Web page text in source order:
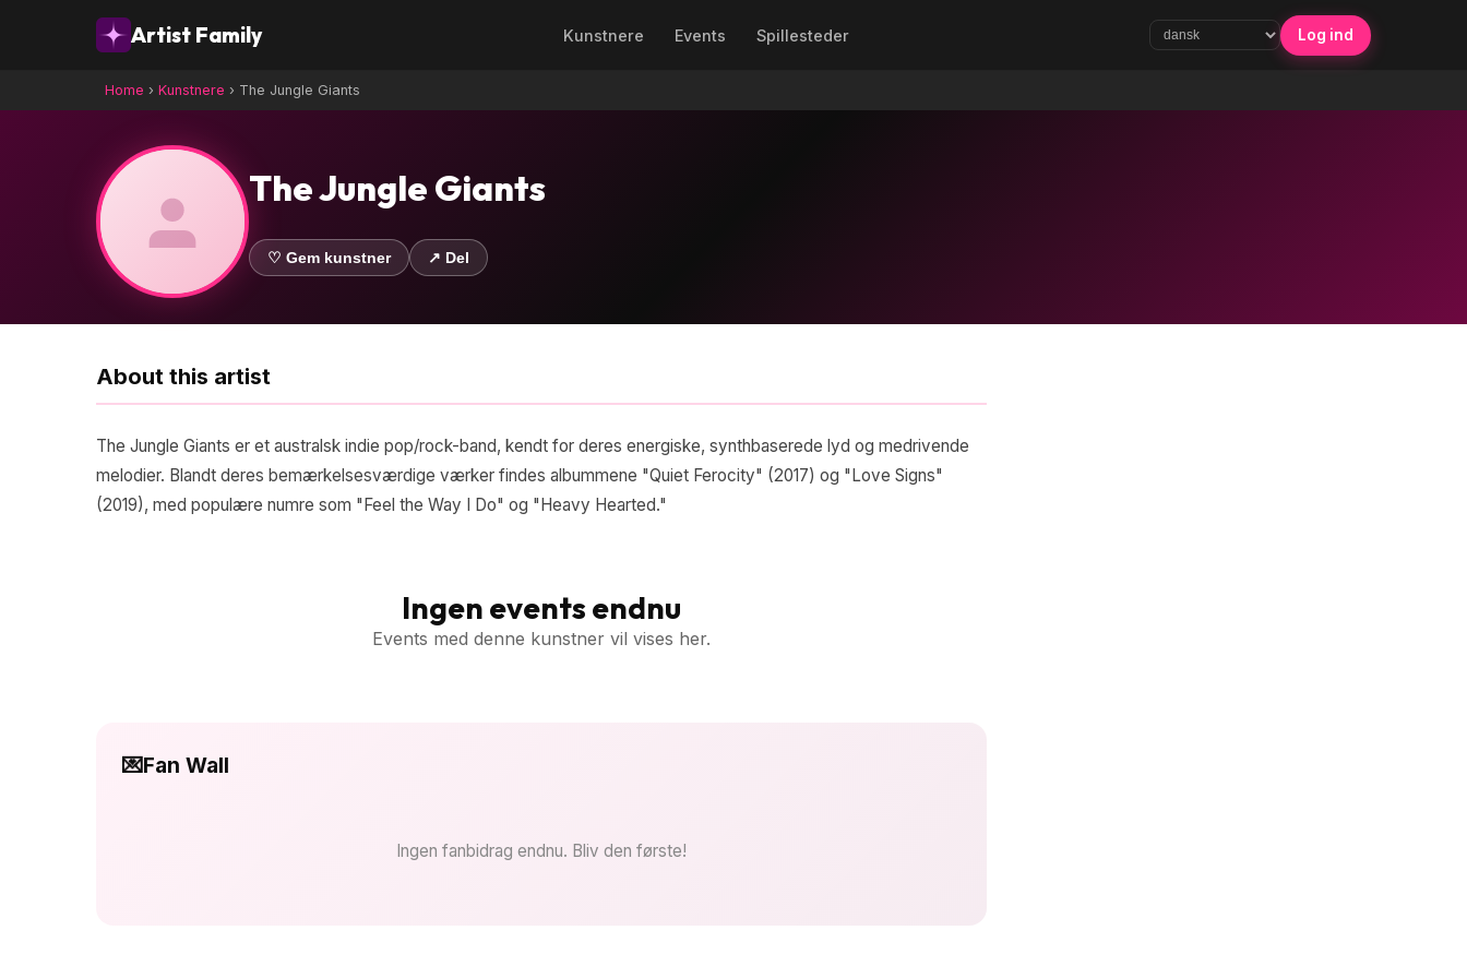
Artist Family Kunstnere Events Spillesteder Log ind
Home › Kunstnere › The Jungle Giants
The Jungle Giants
♡ Gem kunstner ↗ Del
About this artist
The Jungle Giants er et australsk indie pop/rock-band, kendt for deres energiske, synthbaserede lyd og medrivende
melodier. Blandt deres bemærkelsesværdige værker findes albummene "Quiet Ferocity" (2017) og "Love Signs"
(2019), med populære numre som "Feel the Way I Do" og "Heavy Hearted."
Ingen events endnu
Events med denne kunstner vil vises her.
💌Fan Wall
Ingen fanbidrag endnu. Bliv den første!